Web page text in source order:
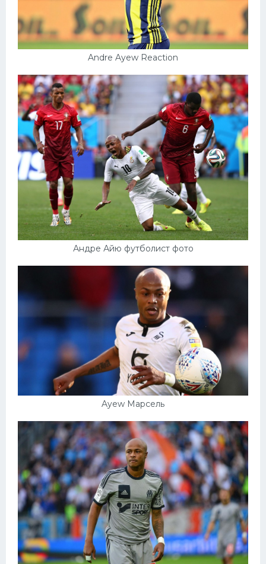
Andre Ayew Reaction
Андре Айю футболист фото
Ayew Марсель